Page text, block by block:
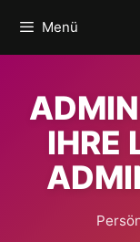
Inhalt
springen
Menü
IHRE